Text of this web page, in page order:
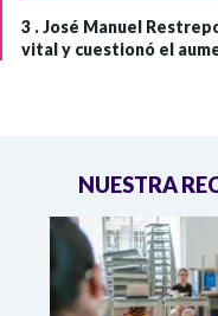
3 .José Manuel
vital y cuestionó el
NUESTRA